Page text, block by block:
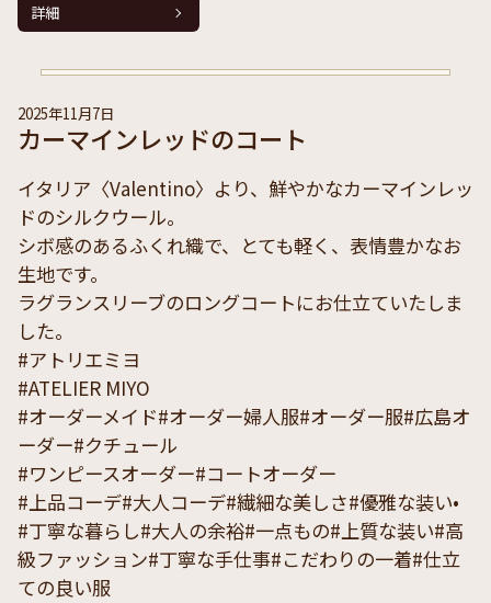
詳細
2025年11月7日
カーマインレッドのコート
イタリア〈Valentino〉より、鮮やかなカーマインレッ
ドのシルクウール。
シボ感のあるふくれ織で、とても軽く、表情豊かなお
生地です。
ラグランスリーブのロングコートにお仕立ていたしま
した。
#アトリエミヨ
#ATELIER MIYO
#オーダーメイド#オーダー婦人服#オーダー服#広島オ
ーダー#クチュール
#ワンピースオーダー#コートオーダー
#上品コーデ#大人コーデ#繊細な美しさ#優雅な装い•
#丁寧な暮らし#大人の余裕#一点もの#上質な装い#高
級ファッション#丁寧な手仕事#こだわりの一着#仕立
ての良い服